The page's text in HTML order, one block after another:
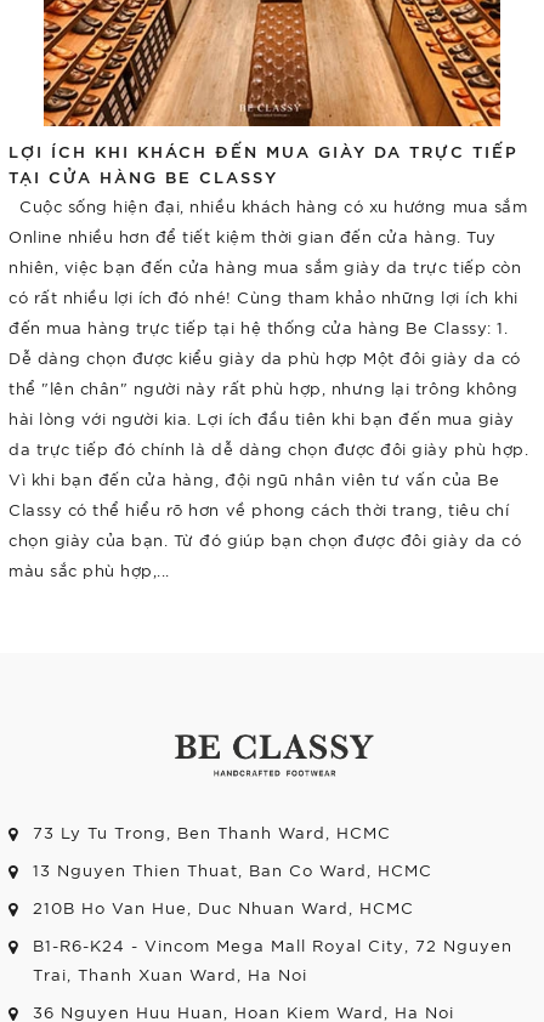
LỢI ÍCH KHI KHÁCH ĐẾN MUA GIÀY DA TRỰC TIẾP
TẠI CỬA HÀNG BE CLASSY
Cuộc sống hiện đại, nhiều khách hàng có xu hướng mua sắm
Online nhiều hơn để tiết kiệm thời gian đến cửa hàng. Tuy
nhiên, việc bạn đến cửa hàng mua sắm giày da trực tiếp còn
có rất nhiều lợi ích đó nhé! Cùng tham khảo những lợi ích khi
đến mua hàng trực tiếp tại hệ thống cửa hàng Be Classy: 1.
Dễ dàng chọn được kiểu giày da phù hợp Một đôi giày da có
thể "lên chân" người này rất phù hợp, nhưng lại trông không
hài lòng với người kia. Lợi ích đầu tiên khi bạn đến mua giày
da trực tiếp đó chính là dễ dàng chọn được đôi giày phù hợp.
Vì khi bạn đến cửa hàng, đội ngũ nhân viên tư vấn của Be
Classy có thể hiểu rõ hơn về phong cách thời trang, tiêu chí
chọn giày của bạn. Từ đó giúp bạn chọn được đôi giày da có
màu sắc phù hợp,...
73 Ly Tu Trong, Ben Thanh Ward, HCMC
13 Nguyen Thien Thuat, Ban Co Ward, HCMC
210B Ho Van Hue, Duc Nhuan Ward, HCMC
B1-R6-K24 - Vincom Mega Mall Royal City, 72 Nguyen
Trai, Thanh Xuan Ward, Ha Noi
36 Nguyen Huu Huan, Hoan Kiem Ward, Ha Noi